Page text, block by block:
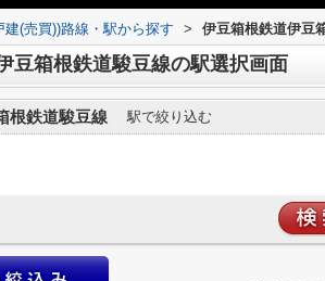
建(売買))路線・駅から探す > 伊豆箱根鉄道伊豆
豆箱根鉄道駿豆線の駅選択画面
根鉄道駿豆線 駅で絞り込む